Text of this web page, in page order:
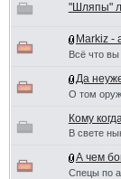
"Шляпы"
Markiz -
Всё что вы
Да
О том
Кому
В свете
А чем
Спецы по